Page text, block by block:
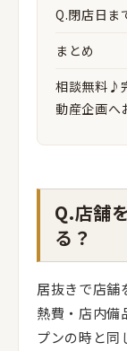
Q.閉店日ま
まとめ
相談無料♪
動産企画へ
Q.店舗
る？
居抜きで店舗
熱費・店内備
プンの時と同